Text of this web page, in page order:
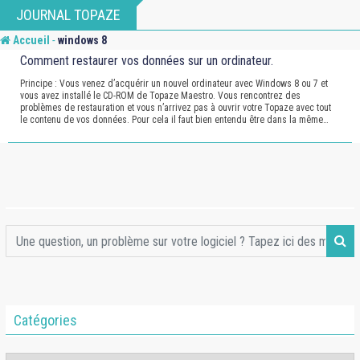
to
content
JOURNAL TOPAZE
Accueil -windows 8
Comment restaurer vos données sur un ordinateur.
Principe : Vous venez d’acquérir un nouvel ordinateur avec Windows 8 ou 7 et
vous avez installé le CD-ROM de Topaze Maestro. Vous rencontrez des
problèmes de restauration et vous n’arrivez pas à ouvrir votre Topaze avec tout
le contenu de vos données. Pour cela il faut bien entendu être dans la même…
Catégories